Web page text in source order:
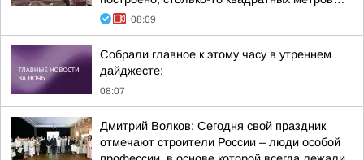
08:09
Собрали главное к этому часу в утреннем
дайджесте:
08:07
Дмитрий Волков: Сегодня свой праздник
отмечают строители России – люди особой